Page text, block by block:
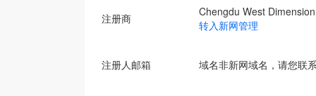
注册商
Chengdu West
转入新网管理
注册人邮箱 域名非新网域名，请您联